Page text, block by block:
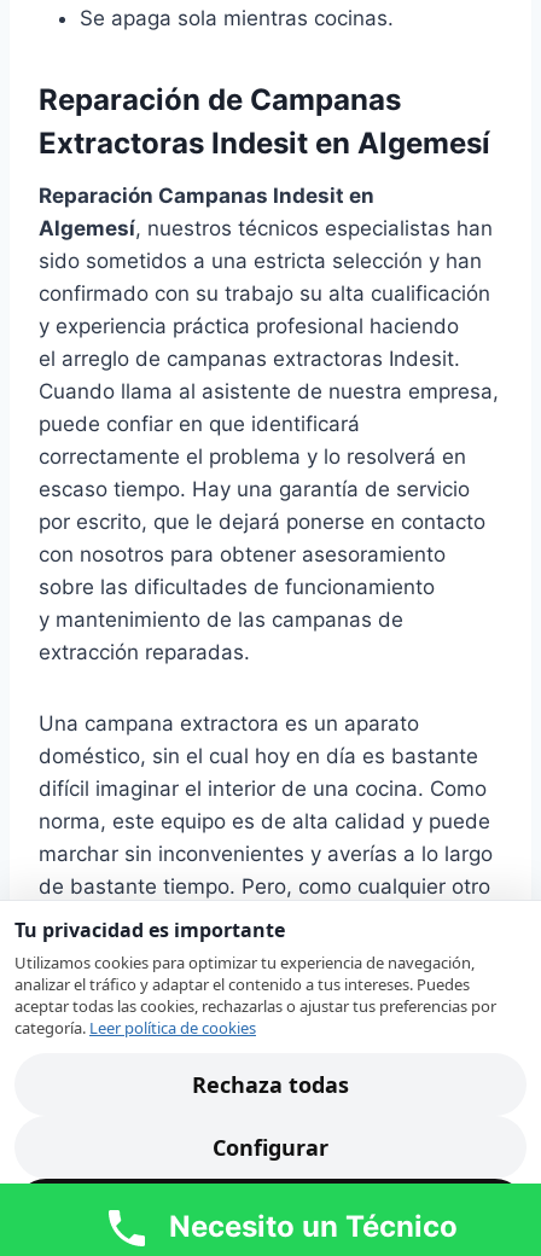
Se apaga sola mientras cocinas.
Reparación de Campanas
Extractoras Indesit en Algemesí
Reparación Campanas Indesit en
Algemesí, nuestros técnicos especialistas han
sido sometidos a una estricta selección y han
confirmado con su trabajo su alta cualificación
y experiencia práctica profesional haciendo
el arreglo de campanas extractoras Indesit.
Cuando llama al asistente de nuestra empresa,
puede confiar en que identificará
correctamente el problema y lo resolverá en
escaso tiempo. Hay una garantía de servicio
por escrito, que le dejará ponerse en contacto
con nosotros para obtener asesoramiento
sobre las dificultades de funcionamiento
y mantenimiento de las campanas de
extracción reparadas.
Una campana extractora es un aparato
doméstico, sin el cual hoy en día es bastante
difícil imaginar el interior de una cocina. Como
norma, este equipo es de alta calidad y puede
marchar sin inconvenientes y averías a lo largo
de bastante tiempo. Pero, como cualquier otro
dispositivo, tarde que temprano, las campanas
de extracción pueden requerir una revisión por
un profesional capacitado.
campana extractora Indesit localizando
síntomas, nuestroservicio técnico de
campanas extractoras Indesit en Algemesí
revisará cada uno de los componentes de su
Tu privacidad es importante
Utilizamos cookies para optimizar tu experiencia de navegación,
analizar el tráfico y adaptar el contenido a tus intereses. Puedes
aceptar todas las cookies, rechazarlas o ajustar tus preferencias por
categoría. Leer política de cookies
Rechaza todas
Configurar
Acepta todas
Necesito un Técnico